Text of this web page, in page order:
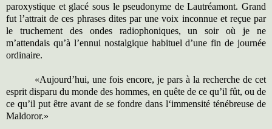
paroxystique et glacé sous le pseudonyme de Lautréamont. Grand
fut l’attrait de ces phrases dites par une voix inconnue et reçue par
le truchement des ondes radiophoniques, un soir où je ne
m’attendais qu’à l’ennui nostalgique habituel d’une fin de journée
ordinaire.
«Aujourd’hui, une fois encore, je pars à la recherche de cet
esprit disparu du monde des hommes, en quête de ce qu’il fût, ou de
ce qu’il put être avant de se fondre dans l‘immensité ténébreuse de
Maldoror.»